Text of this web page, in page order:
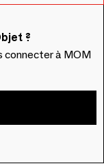
?
connecter à MOM